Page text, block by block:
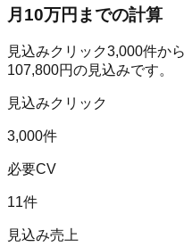
月10万円までの計算
見込みクリック3,000件か
107,800円の見込みです。
見込みクリック
3,000件
必要CV
11件
見込み売上